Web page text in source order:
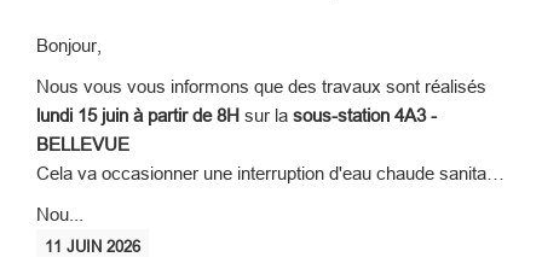
Bonjour,
Nous vous vous informons que des travaux sont réalisés
lundi 15 juin à partir de 8H sur la sous-station 4A3 -
BELLEVUE
Cela va occasionner une interruption d'eau chaude sanitaire
Nou...
11 JUIN 2026